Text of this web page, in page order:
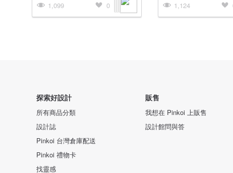
1,099 0 1,124
探索好設計
所有商品分類
設計誌
Pinkoi 台灣倉庫配送
Pinkoi 禮物卡
找靈感
販售
我想在 Pinkoi 上販售
設計館問與答